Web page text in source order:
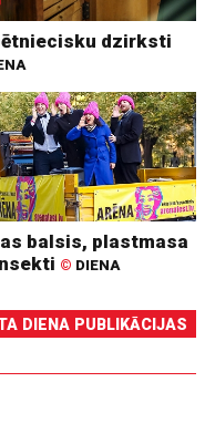
dzirksti
balsis, plastmasa
© DIENA
DIENA PUBLIKĀCIJAS